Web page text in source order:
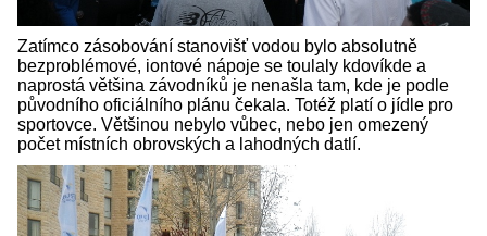
Zatímco zásobování stanovišť vodou bylo absolutně
bezproblémové, iontové nápoje se toulaly kdovíkde a
naprostá většina závodníků je nenašla tam, kde je podle
původního oficiálního plánu čekala. Totéž platí o jídle pro
sportovce. Většinou nebylo vůbec, nebo jen omezený
počet místních obrovských a lahodných datlí.